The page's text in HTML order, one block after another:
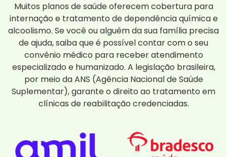
Muitos planos de saúde oferecem cobertura para
internação e tratamento de dependência química e
alcoolismo. Se você ou alguém da sua família precisa
de ajuda, saiba que é possível contar com o seu
convênio médico para receber atendimento
especializado e humanizado. A legislação brasileira,
por meio da ANS (Agência Nacional de Saúde
Suplementar), garante o direito ao tratamento em
clínicas de reabilitação credenciadas.